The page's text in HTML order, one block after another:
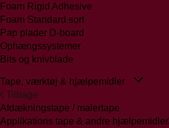
Foam Rigid Adhesive
Foam Standard sort
Pap plader D-board
Ophængssystemer
Bits og knivblade
Tape, værktøj & hjælpemidler
Tilbage
Afdækningstape / malertape
Applikations tape & andre hjælpemidler